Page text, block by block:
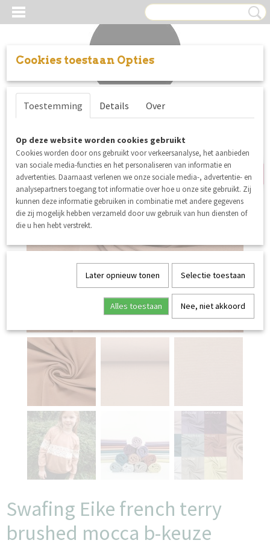
Inloggen Registreren
b-keuze
Swafing Eike french terry
brushed mocca b-keuze
Cookies toestaan Opties
Toestemming Details Over
Op deze website worden cookies gebruikt
Cookies worden door ons gebruikt voor verkeersanalyse, het aanbieden
van sociale media-functies en het personaliseren van informatie en
advertenties. Daarnaast verlenen we onze sociale media-, advertentie- en
analysepartners toegang tot informatie over hoe u onze site gebruikt. Zij
kunnen deze informatie gebruiken in combinatie met andere gegevens
die zij mogelijk hebben verzameld door uw gebruik van hun diensten of
die u hen hebt verstrekt.
Later opnieuw tonen Selectie toestaan
Alles toestaan Nee, niet akkoord